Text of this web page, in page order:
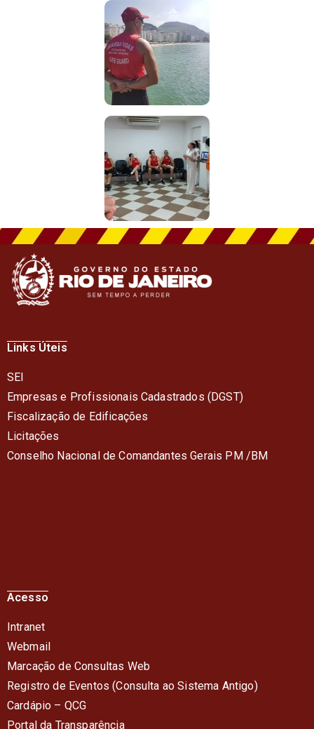
Links Úteis
SEI
Empresas e Profissionais Cadastrados (DGST)
Fiscalização de Edificações
Licitações
Conselho Nacional de Comandantes Gerais PM /BM
Acesso
Intranet
Webmail
Marcação de Consultas Web
Registro de Eventos (Consulta ao Sistema Antigo)
Cardápio – QCG
Portal da Transparência